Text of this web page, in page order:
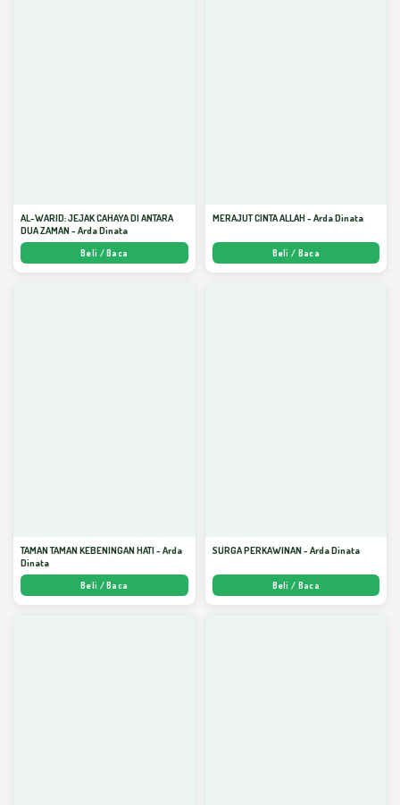
AL-WARID: JEJAK CAHAYA DI ANTARA
DUA ZAMAN - Arda Dinata
Beli / Baca
MERAJUT CINTA ALLAH - Arda Dinata
Beli / Baca
TAMAN TAMAN KEBENINGAN HATI - Arda
Dinata
Beli / Baca
SURGA PERKAWINAN - Arda Dinata
Beli / Baca